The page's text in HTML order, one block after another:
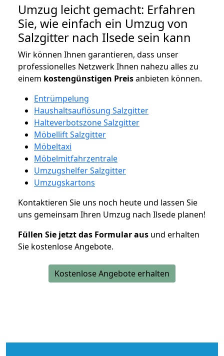
Umzug leicht gemacht: Erfahren
Sie, wie einfach ein Umzug von
Salzgitter nach Ilsede sein kann
Wir können Ihnen garantieren, dass unser
professionelles Netzwerk Ihnen nahezu alles zu
einem kostengünstigen Preisanbieten können.
Entrümpelung
Haushaltsauflösung Salzgitter
Halteverbotszone Salzgitter
Möbellift Salzgitter
Möbeltaxi
Möbelmitfahrzentrale
Umzugshelfer Salzgitter
Umzugskartons
Kontaktieren Sie uns noch heute und lassen Sie
uns gemeinsam Ihren Umzug nach Ilsede planen!
Füllen Sie jetzt das Formular aus und erhalten
Sie kostenlose Angebote.
Kostenlose Angebote erhalten